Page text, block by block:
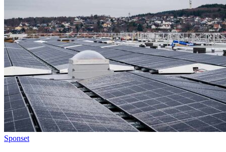
Sponset